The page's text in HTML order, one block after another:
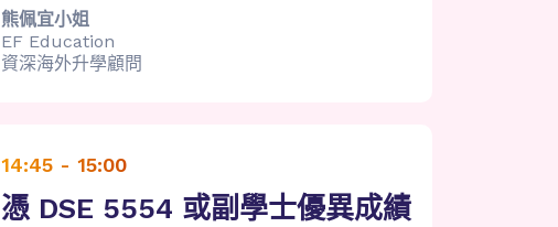
熊佩宜小姐
EF Education
資深海外升學顧問
14:45 - 15:00
憑 DSE 5554 或副學士優異成績